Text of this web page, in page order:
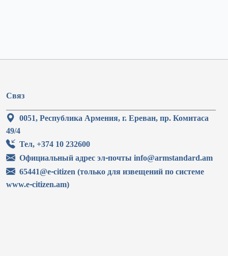
Связ
0051, Республика Армения, г. Ереван, пр. Комитаса
49/4
Тел, +374 10 232600
Официальный адрес эл-почты info@armstandard.am
65441@e-citizen (только для извещений по системе
www.e-citizen.am)